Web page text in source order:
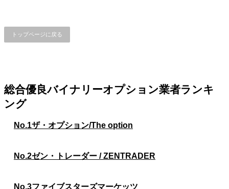
トップページに戻る
総合優良バイナリーオプション業者ランキ
ング
No.1ザ・オプション/The option
No.2ゼン・トレーダー / ZENTRADER
No.3ファイブスターズマーケッツ